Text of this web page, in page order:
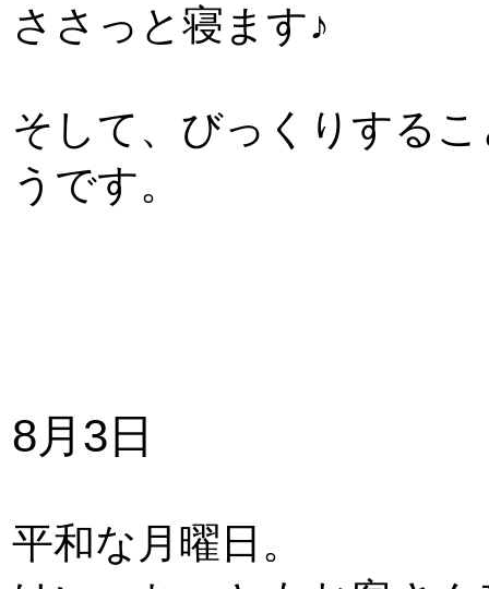
ささっと寝ます♪
そして、びっくりする
うです。
8月3日
平和な月曜日。